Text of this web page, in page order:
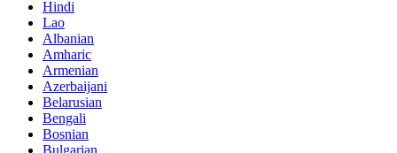
Hindi
Lao
Albanian
Amharic
Armenian
Azerbaijani
Belarusian
Bengali
Bosnian